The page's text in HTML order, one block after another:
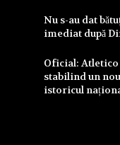
Nu s-au dat
imediat după
Oficial: Atletico
stabilind un
istoricul